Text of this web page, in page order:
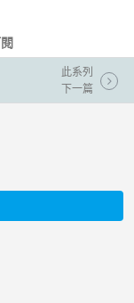
此系列
下一篇